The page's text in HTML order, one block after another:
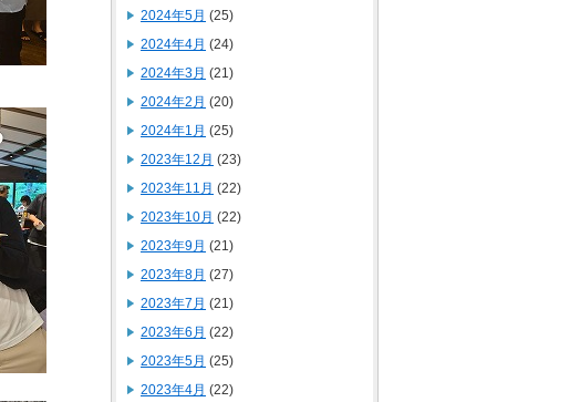
2024年5月 (25)
2024年4月 (24)
2024年3月 (21)
2024年2月 (20)
2024年1月 (25)
2023年12月 (23)
2023年11月 (22)
2023年10月 (22)
2023年9月 (21)
2023年8月 (27)
2023年7月 (21)
2023年6月 (22)
2023年5月 (25)
2023年4月 (22)